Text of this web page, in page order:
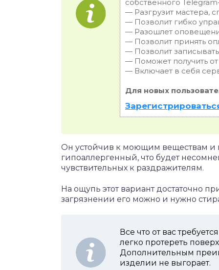
собственного
— Разгрузит мастера,
— Позволит гибко
— Разошлет
— Позволит принять
— Позволит
— Поможет получить
— Включает в себя
Для новых
Он устойчив к моющим веществам и
гипоаллергенный, что будет
чувствительных к раздражителям.
На ощупь этот вариант достаточно
загрязнении его можно и нужно
Все что от вас
легко протереть
Дополнительным
изделии не выгорает.